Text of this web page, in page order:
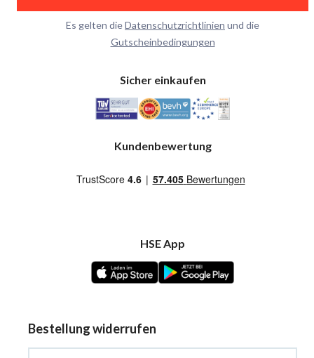
Es gelten dieDatenschutzrichtlinien und die
Gutscheinbedingungen
Sicher einkaufen
Kundenbewertung
HSE App
Bestellung widerrufen